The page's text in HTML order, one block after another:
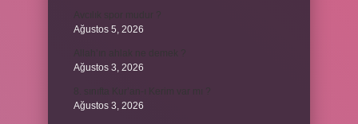
Ağustos 5, 2026
Ağustos 3, 2026
Ağustos 3, 2026